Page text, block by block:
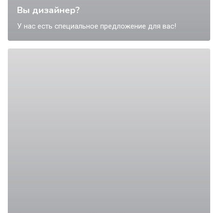
Вы дизайнер?
У нас есть специальное предложение для вас!